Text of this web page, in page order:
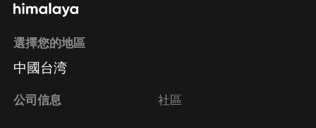
選擇您的地區
中國台湾
公司信息 社區